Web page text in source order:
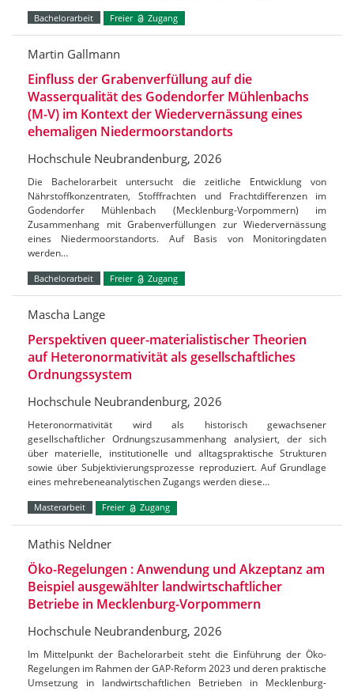
Bachelorarbeit Freier Zugang
Martin Gallmann
Einfluss der Grabenverfüllung auf die
Wasserqualität des Godendorfer Mühlenbachs
(M-V) im Kontext der Wiedervernässung eines
ehemaligen Niedermoorstandorts
Hochschule Neubrandenburg, 2026
Die Bachelorarbeit untersucht die zeitliche Entwicklung von
Nährstoffkonzentraten, Stofffrachten und Frachtdifferenzen im
Godendorfer Mühlenbach (Mecklenburg-Vorpommern) im
Zusammenhang mit Grabenverfüllungen zur Wiedervernässung
eines Niedermoorstandorts. Auf Basis von Monitoringdaten
werden…
Bachelorarbeit Freier Zugang
Mascha Lange
Perspektiven queer-materialistischer Theorien
auf Heteronormativität als gesellschaftliches
Ordnungssystem
Hochschule Neubrandenburg, 2026
Heteronormativität wird als historisch gewachsener
gesellschaftlicher Ordnungszusammenhang analysiert, der sich
über materielle, institutionelle und alltagspraktische Strukturen
sowie über Subjektivierungsprozesse reproduziert. Auf Grundlage
eines mehrebeneanalytischen Zugangs werden diese…
Masterarbeit Freier Zugang
Mathis Neldner
Öko-Regelungen : Anwendung und Akzeptanz am
Beispiel ausgewählter landwirtschaftlicher
Betriebe in Mecklenburg-Vorpommern
Hochschule Neubrandenburg, 2026
Im Mittelpunkt der Bachelorarbeit steht die Einführung der Öko-
Regelungen im Rahmen der GAP-Reform 2023 und deren praktische
Umsetzung in landwirtschaftlichen Betrieben in Mecklenburg-